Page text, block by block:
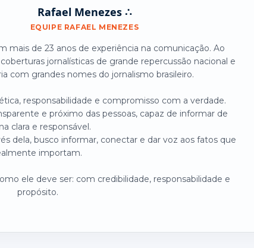
Rafael Menezes ∴
EQUIPE RAFAEL MENEZES
mais de 23 anos de experiência na comunicação. Ao
jornalísticas de grande repercussão nacional e
com grandes nomes do jornalismo brasileiro.
responsabilidade e compromisso com a verdade.
e próximo das pessoas, capaz de informar de
clara e responsável.
dela, busco informar, conectar e dar voz aos fatos que
importam.
ele deve ser: com credibilidade, responsabilidade e
propósito.